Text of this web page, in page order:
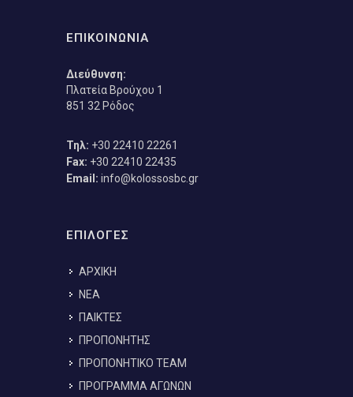
ΕΠΙΚΟΙΝΩΝΙΑ
Διεύθυνση:
Πλατεία Βρούχου 1
851 32 Ρόδος
Τηλ: +30 22410 22261
Fax: +30 22410 22435
Email: info@kolossosbc.gr
ΕΠΙΛΟΓΕΣ
ΑΡΧΙΚΗ
ΝΕΑ
ΠΑΙΚΤΕΣ
ΠΡΟΠΟΝΗΤΗΣ
ΠΡΟΠΟΝΗΤΙΚΟ TEAM
ΠΡΟΓΡΑΜΜΑ ΑΓΩΝΩΝ